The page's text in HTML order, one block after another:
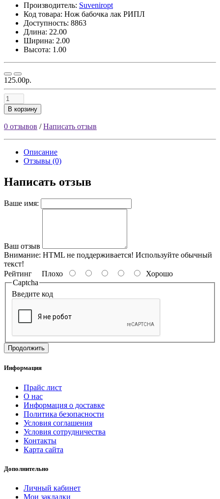
Производитель: Suveniropt
Код товара: Нож бабочка лак РИПЛ
Доступность: 8863
Длина: 22.00
Ширина: 2.00
Высота: 1.00
125.00р.
В корзину
0 отзывов /Написать отзыв
Описание
Отзывы (0)
Написать отзыв
Ваше имя:
Ваш отзыв
Внимание: HTML не поддерживается! Используйте обычный
текст!
Рейтинг Плохо
Хорошо
Captcha
Введите код
Продолжить
Информация
Прайс лист
О нас
Информация о доставке
Политика безопасности
Условия соглашения
Условия сотрудничества
Контакты
Карта сайта
Дополнительно
Личный кабинет
Мои закладки